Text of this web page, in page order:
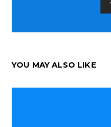
YOU MAY ALSO LIKE